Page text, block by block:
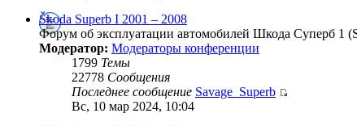
Škoda Superb I 2001 – 2008
Форум об эксплуатации автомобилей Шкода Суперб 1
Модератор: Модераторы конференции
1799 Темы
22778 Сообщения
Последнее сообщение Savage_Superb
Вс, 10 мар 2024, 10:04